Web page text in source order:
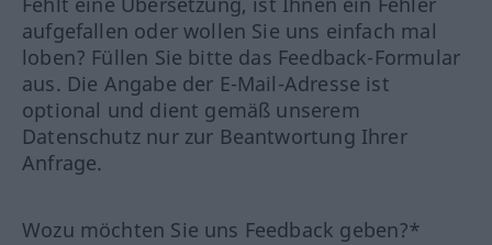
aufgefallen oder wollen Sie uns einfach mal
loben? Füllen Sie bitte das Feedback-Formular
aus. Die Angabe der E-Mail-Adresse ist
optional und dient gemäß unserem
Datenschutz nur zur Beantwortung Ihrer
Anfrage.
Wozu möchten Sie uns Feedback geben?*